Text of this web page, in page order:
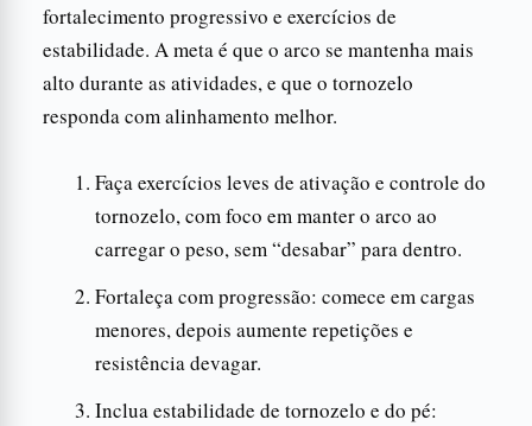
fortalecimento progressivo e exercícios de
estabilidade. A meta é que o arco se mantenha mais
alto durante as atividades, e que o tornozelo
responda com alinhamento melhor.
Faça exercícios leves de ativação e controle do
tornozelo, com foco em manter o arco ao
carregar o peso, sem “desabar” para dentro.
Fortaleça com progressão: comece em cargas
menores, depois aumente repetições e
resistência devagar.
Inclua estabilidade de tornozelo e do pé: